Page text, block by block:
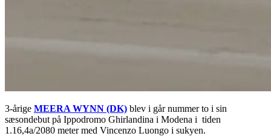
3-årige MEERA WYNN (DK) blev i går nummer to i sin
sæsondebut på Ippodromo Ghirlandina i Modena i tiden
1.16,4a/2080 meter med Vincenzo Luongo i sukyen.